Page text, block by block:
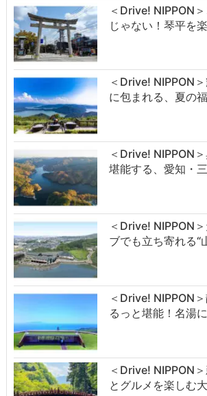
＜Drive! NIPPON
じゃない！琴平を
＜Drive! NIPPON
に包まれる、夏の
＜Drive! NIPPON
堪能する、愛知・
＜Drive! NIPPON
ブでも立ち寄れる“
＜Drive! NIPPON
るっと堪能！名湯
＜Drive! NIPPON
とグルメを楽しむ